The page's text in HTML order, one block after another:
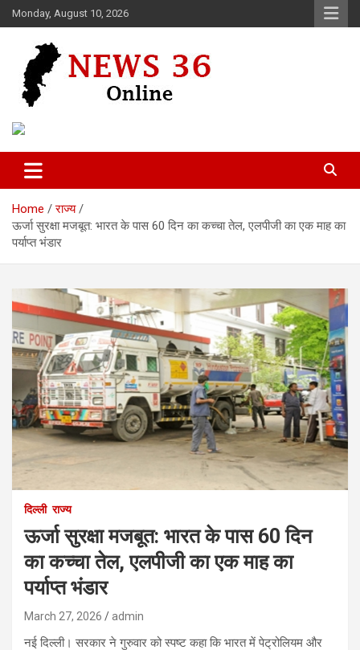
Skip
to
Monday, August 10, 2026
News 36
Home
राज्य
ऊर्जा सुरक्षा मजबूत: भारत के पास 60 दिन का कच्चा तेल, एलपीजी का एक माह का
पर्याप्त भंडार
दिल्ली राज्य
ऊर्जा सुरक्षा मजबूत: भारत के पास 60 दिन
का कच्चा तेल, एलपीजी का एक माह का
पर्याप्त भंडार
March 27, 2026 admin
नई दिल्ली। सरकार ने गुरुवार को स्पष्ट कहा कि भारत में पेट्रोलियम और